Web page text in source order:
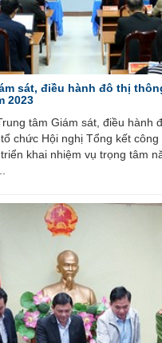
sát, điều hành đô thị
2023
tâm Giám sát, điều hành
chức Hội nghị Tổng kết
khai nhiệm vụ trọng tâm